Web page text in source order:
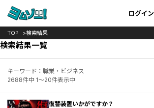
ログイン
TOP 検索結果
検索結果一覧
キーワード：職業・ビジネス
2688件中 1～20件表示中
復讐装置いかがですか？